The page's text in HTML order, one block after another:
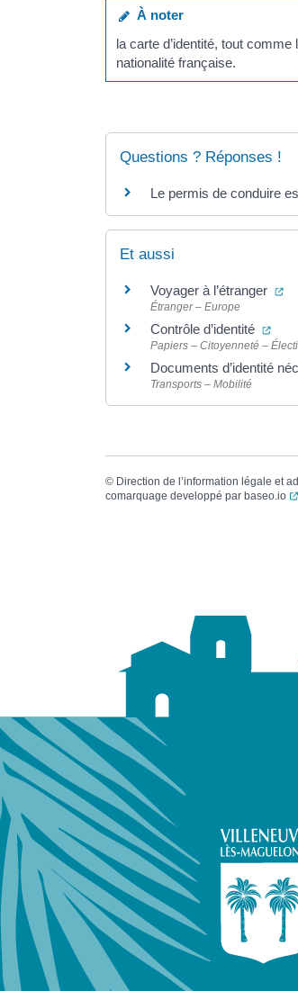
À noter
la carte d’identité, tout
nationalité française.
Questions ? Réponses !
Le permis de conduire
Et aussi
Voyager à l’étranger
Étranger – Europe
Contrôle d’identité
Papiers – Citoyenneté –
Documents d’identité
Transports – Mobilité
© Direction de l’information légale et
comarquage developpé par baseo.io